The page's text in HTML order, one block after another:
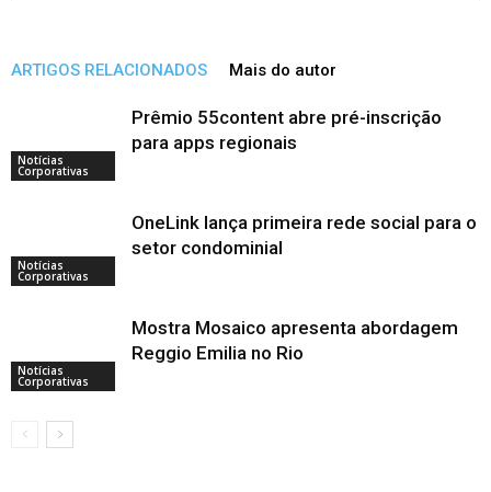
ARTIGOS RELACIONADOS Mais do autor
Notícias
Corporativas
Prêmio 55content abre pré-inscrição
para apps regionais
Notícias
Corporativas
OneLink lança primeira rede social para o
setor condominial
Notícias
Corporativas
Mostra Mosaico apresenta abordagem
Reggio Emilia no Rio